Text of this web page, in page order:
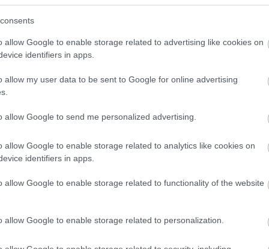
allow Google to enable storage related to advertising like cookies on
identifiers in apps.
allow my user data to be sent to Google for online advertising
allow Google to send me personalized advertising.
allow Google to enable storage related to analytics like cookies on
identifiers in apps.
allow Google to enable storage related to functionality of the website
allow Google to enable storage related to personalization.
és a kreatív tevékenységek kerülnek előtérbe. Ma
hiszen könnyen megtalálhatod az inspirációt.
a félreértéseket. Az érzelmek most erőteljesen jelen
a nap különleges találkozást hozhat, míg a párkapcsolatban
és kerüld a túlzott kimerültséget. Az esti órákban engedd meg
ha kedvelés és a „sok szerencsét” beírása után gördítesz